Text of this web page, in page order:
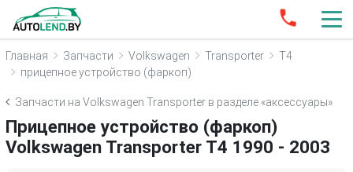
Главная Запчасти Volkswagen Transporter
T4
прицепное устройство (фаркоп)
Запчасти на Volkswagen Transporter в разделе «аксессуары»
Прицепное устройство (фаркоп)
Volkswagen Transporter T4 1990 - 2003